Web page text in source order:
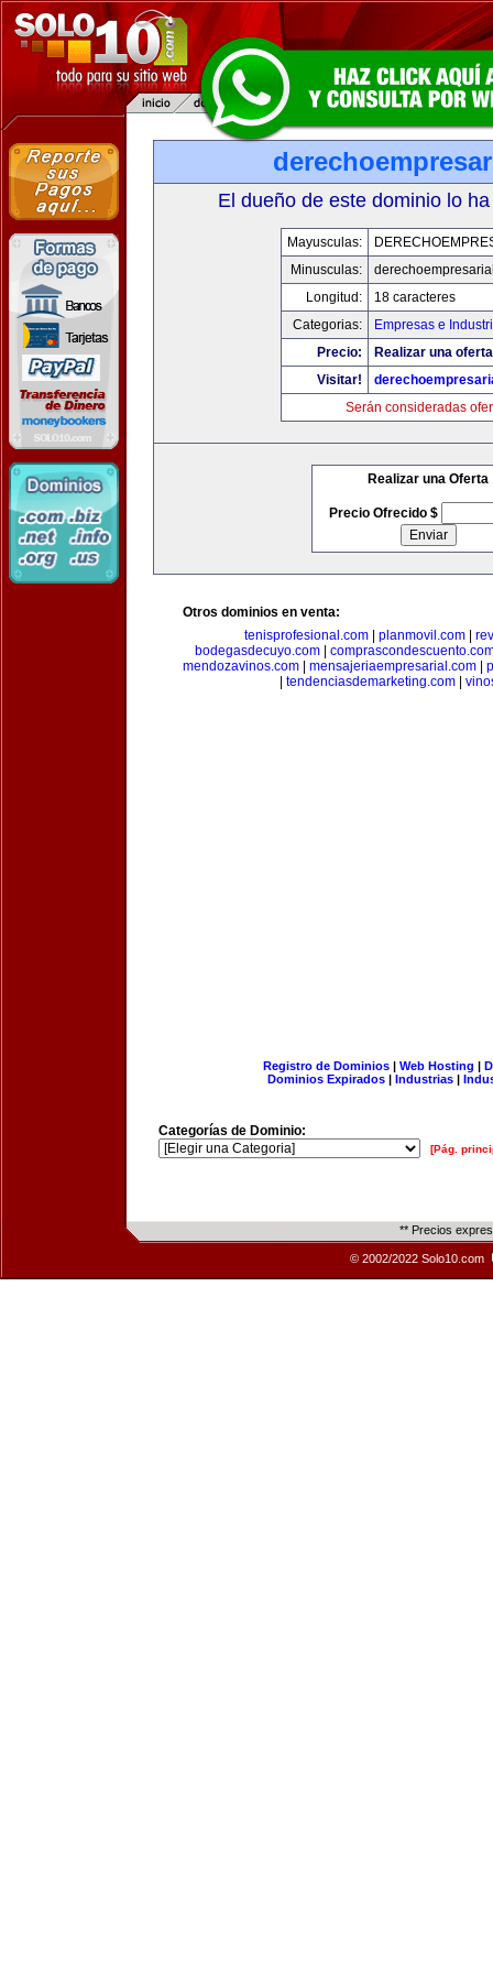
El dueño de este dominio lo
Mayusculas:
Minusculas:
Longitud:
18 caracteres
Categorias:
Empresas e
Precio:
Realizar una
Visitar!
Serán consideradas
Realizar una Oferta
Precio Ofrecido $
Otros dominios en venta:
tenisprofesional.com
planmovil.com
bodegasdecuyo.com
mendozavinos.com
mensajeriaempresarial.com
tendenciasdemarketing.com
Registro de Dominios| Web Hosting |
Dominios Expirados | Industrias |
Categorías de Dominio:
[Pág.
** Precios
© 2002/2022 Solo10.com